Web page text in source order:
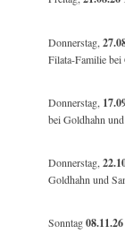
Donnerstag,
Filata-Familie bei
Donnerstag,
bei Goldhahn
Donnerstag,
Goldhahn und
Sonntag08.11.26